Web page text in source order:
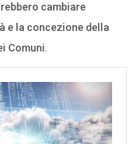
cambiare
e la concezione della
Comuni.